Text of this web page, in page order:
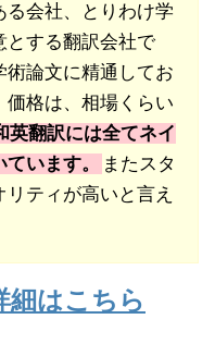
る会社、とりわけ学
とする翻訳会社で
論文に精通してお
価格は、相場くらい
英翻訳には全てネイ
います。
またスタ
ティが高いと言え
細はこちら